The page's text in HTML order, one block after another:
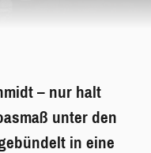
– nur halt
unter den
in eine